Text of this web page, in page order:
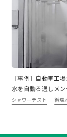
［事例］自動車工
水を自動ろ過しメ
シャワーテスト 循環